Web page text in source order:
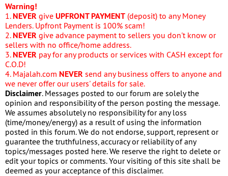
Warning!
1. NEVER give UPFRONT PAYMENT (deposit) to any Money
Lenders. Upfront Payment is 100% scam!
2. NEVER give advance payment to sellers you don't know or
sellers with no office/home address.
3. NEVER pay for any products or services with CASH except for
C.O.D!
4. Majalah.com NEVER send any business offers to anyone and
we never offer our users' details for sale.
Disclaimer. Messages posted to our forum are solely the
opinion and responsibility of the person posting the message.
We assumes absolutely no responsibility for any loss
(time/money/energy) as a result of using the information
posted in this forum. We do not endorse, support, represent or
guarantee the truthfulness, accuracy or reliability of any
topics/messages posted here. We reserve the right to delete or
edit your topics or comments. Your visiting of this site shall be
deemed as your acceptance of this disclaimer.